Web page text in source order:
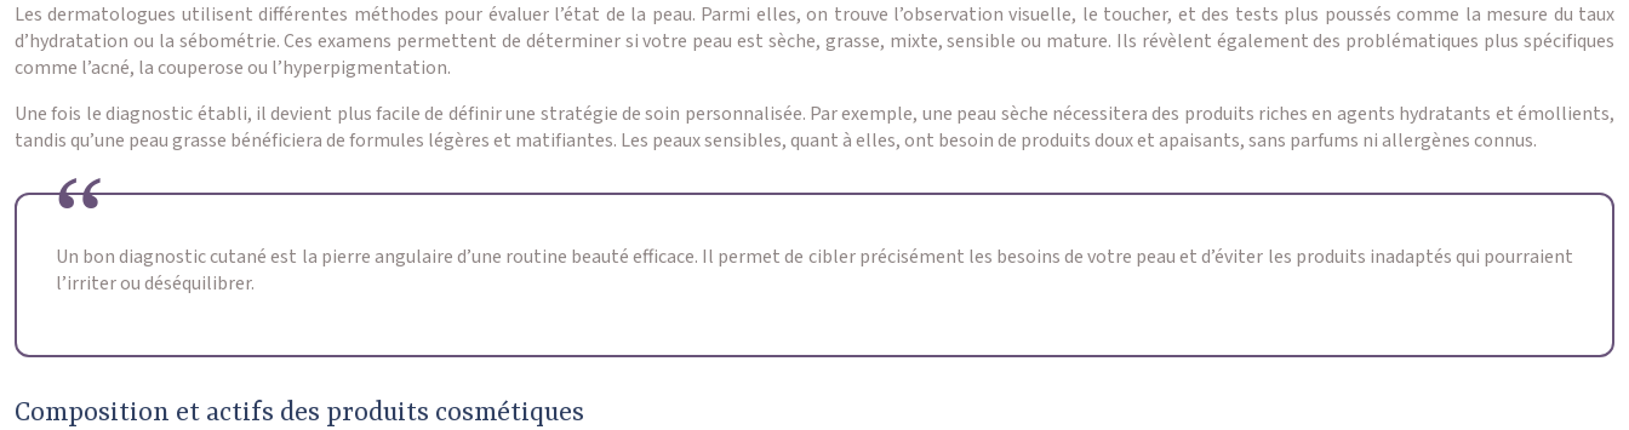
Les dermatologues utilisent différentes méthodes pour évaluer l’état de la peau. Parmi elles, on trouve l’observation visuelle, le toucher, et des tests plus poussés comme la mesure du taux
d’hydratation ou la sébométrie. Ces examens permettent de déterminer si votre peau est sèche, grasse, mixte, sensible ou mature. Ils révèlent également des problématiques plus spécifiques
comme l’acné, la couperose ou l’hyperpigmentation.
Une fois le diagnostic établi, il devient plus facile de définir une stratégie de soin personnalisée. Par exemple, une peau sèche nécessitera des produits riches en agents hydratants et émollients,
tandis qu’une peau grasse bénéficiera de formules légères et matifiantes. Les peaux sensibles, quant à elles, ont besoin de produits doux et apaisants, sans parfums ni allergènes connus.
Un bon diagnostic cutané est la pierre angulaire d’une routine beauté efficace. Il permet de cibler précisément les besoins de votre peau et d’éviter les produits inadaptés qui pourraient
l’irriter ou déséquilibrer.
Composition et actifs des produits cosmétiques